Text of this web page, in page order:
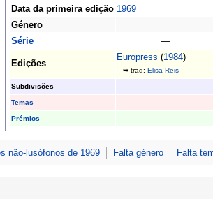
Data da primeira edição 1969
Género
Série
—
Edições
Europress (1984)
➥ trad: Elisa Reis
Subdivisões
Temas
Prémios
não-lusófonos de 1969 Falta género Falta